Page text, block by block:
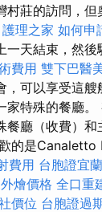
村莊的訪問，但
護理之家 如何申
一天結束，然後
費用 雙下巴醫
，可以享受這
家特殊的餐廳
餐廳（收費）和
的是
費用 台胞證宜蘭
燴價格 全口重
價位 台胞證過